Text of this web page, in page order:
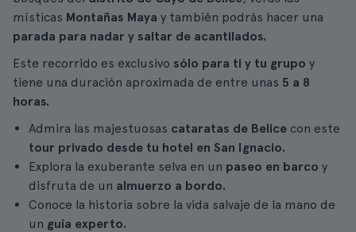
místicas Montañas Maya y también podrás hacer una
parada para nadar y saltar de acantilados.
Este recorrido es exclusivo sólo para ti y tu grupo y
tiene una duración aproximada de entre unas 5 a 8
horas.
Admira las majestuosas cataratas de Belice con este
tour privado desde tu hotel en San Ignacio.
Explora la exuberante selva en un paseo en barco y
disfruta de un almuerzo a bordo.
Conoce la historia sobre la vida salvaje de la mano de
un guía experto.